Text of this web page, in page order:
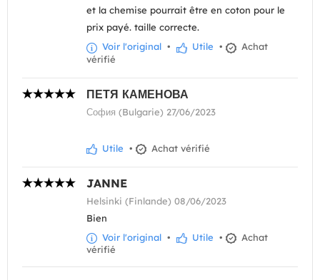
et la chemise pourrait être en coton pour le
prix payé. taille correcte.
Voir l'original • Utile •
Achat
vérifié
ПЕТЯ КАМЕНОВА
София (Bulgarie) 27/06/2023
Utile • Achat vérifié
JANNE
Helsinki (Finlande) 08/06/2023
Bien
Voir l'original • Utile •
Achat
vérifié